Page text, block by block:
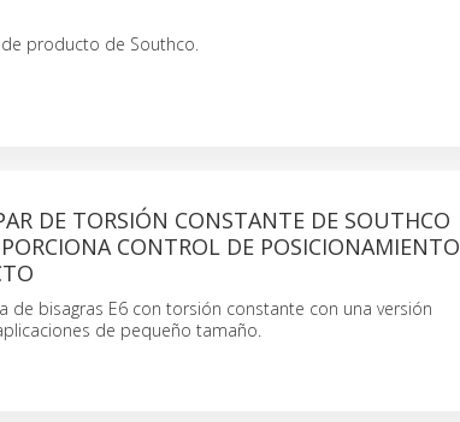
producto de Southco.
DE TORSIÓN CONSTANTE DE SOUTHCO
CONTROL DE POSICIONAMIENTO
de bisagras E6 con torsión constante con una versión
de pequeño tamaño.